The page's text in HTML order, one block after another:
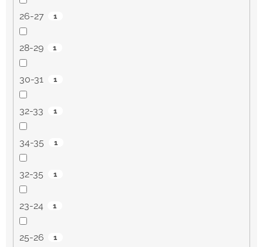
26-27 1
28-29 1
30-31 1
32-33 1
34-35 1
32-35 1
23-24 1
25-26 1